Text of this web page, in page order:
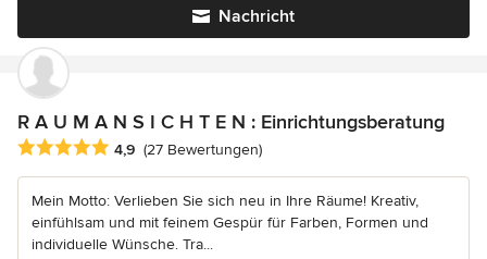
Nachricht
R A U M A N S I C H T E N : Einrichtungsberatung
Durchschnittliche Bewertung: 4.9 von 5 Sternen
4,9 (27 Bewertungen)
Mein Motto: Verlieben Sie sich neu in Ihre Räume! Kreativ,
einfühlsam und mit feinem Gespür für Farben, Formen und
individuelle Wünsche. Tra...